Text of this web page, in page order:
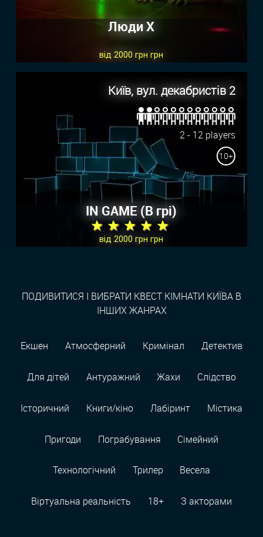
Люди Х
від 2000 грн грн
Київ, вул. декабристів 2
2 - 12 players
10+
IN GAME (В грi)
★ ★ ★ ★ ★
від 2000 грн грн
ПОДИВИТИСЯ І ВИБРАТИ КВЕСТ КІМНАТИ КИЇВА В
ІНШИХ ЖАНРАХ
Екшен Атмосферний Кримінал Детектив
Для дітей Антуражний Жахи Слідство
Історичний Книги/кіно Лабіринт Містика
Пригоди Пограбування Сімейний
Технологiчний Трилер Весела
Віртуальна реальність 18+ З акторами